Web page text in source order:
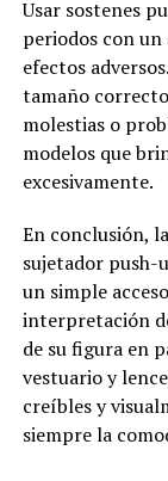
Usar sostenes
periodos con
efectos
tamaño
molestias o
modelos que
excesivamente.
En conclusión,
sujetador push-
un simple
interpretación
de su figura en
vestuario y
creíbles y
siempre la